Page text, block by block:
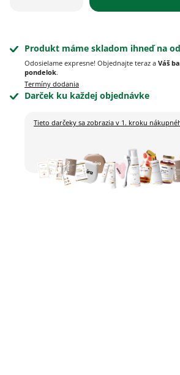
Produkt máme skladom ihneď na
Odosielame expresne! Objednajte teraz a Váš
pondelok.
Termíny dodania
Darček ku každej objednávke
Tieto darčeky sa zobrazia v 1. kroku